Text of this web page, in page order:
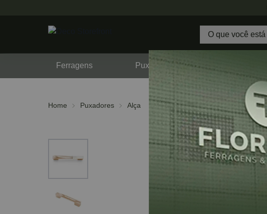
Ferragens Puxadores
Home Puxadores Alça